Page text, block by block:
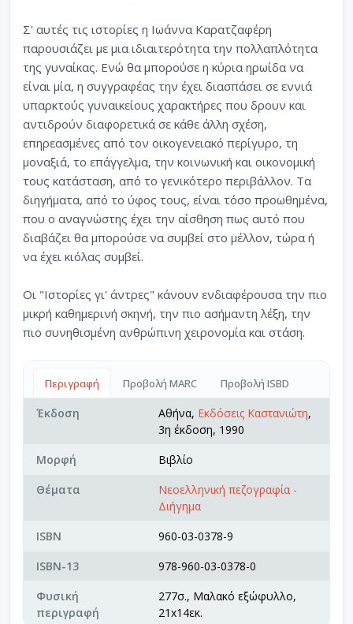
Σ' αυτές τις ιστορίες η Ιωάννα Καρατζαφέρη
παρουσιάζει με μια ιδιαιτερότητα την πολλαπλότητα
της γυναίκας. Ενώ θα μπορούσε η κύρια ηρωίδα να
είναι μία, η συγγραφέας την έχει διασπάσει σε εννιά
υπαρκτούς γυναικείους χαρακτήρες που δρουν και
αντιδρούν διαφορετικά σε κάθε άλλη σχέση,
επηρεασμένες από τον οικογενειακό περίγυρο, τη
μοναξιά, το επάγγελμα, την κοινωνική και οικονομική
τους κατάσταση, από το γενικότερο περιβάλλον. Τα
διηγήματα, από το ύφος τους, είναι τόσο προωθημένα,
που ο αναγνώστης έχει την αίσθηση πως αυτό που
διαβάζει θα μπορούσε να συμβεί στο μέλλον, τώρα ή
να έχει κιόλας συμβεί.
Οι "Ιστορίες γι' άντρες" κάνουν ενδιαφέρουσα την πιο
μικρή καθημερινή σκηνή, την πιο ασήμαντη λέξη, την
πιο συνηθισμένη ανθρώπινη χειρονομία και στάση.
Περιγραφή Προβολή MARC Προβολή ISBD
Έκδοση Αθήνα, Εκδόσεις Καστανιώτη,
3η έκδοση, 1990
Μορφή
Βιβλίο
Θέματα
Νεοελληνική πεζογραφία -
Διήγημα
ISBN
960-03-0378-9
ISBN-13
978-960-03-0378-0
Φυσική
περιγραφή
277σ., Μαλακό εξώφυλλο,
21x14εκ.